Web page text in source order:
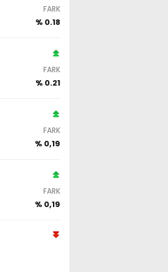
FARK
% 0.18
FARK
% 0.21
FARK
% 0,19
FARK
% 0,19